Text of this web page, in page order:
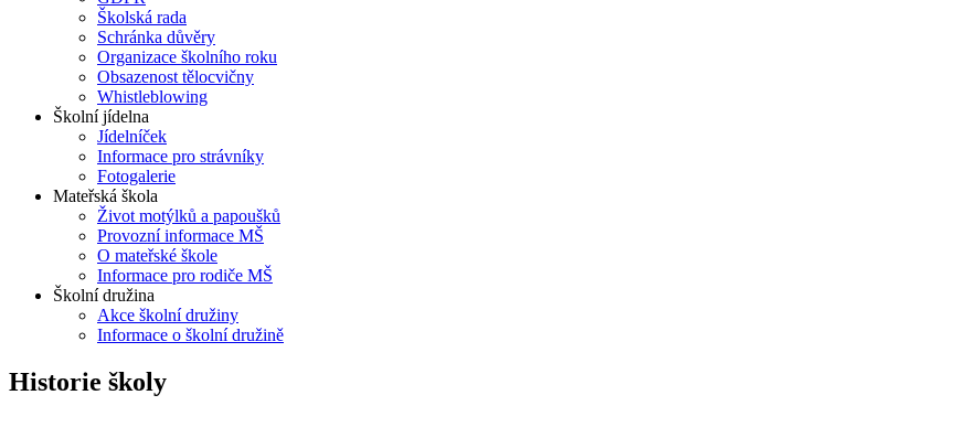
Školská rada
Schránka důvěry
Organizace školního roku
Obsazenost tělocvičny
Whistleblowing
Školní jídelna
Jídelníček
Informace pro strávníky
Fotogalerie
Mateřská škola
Život motýlků a papoušků
Provozní informace MŠ
O mateřské škole
Informace pro rodiče MŠ
Školní družina
Akce školní družiny
Informace o školní družině
Historie školy